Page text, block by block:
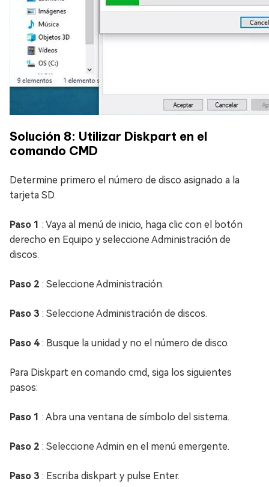
Solución 8: Utilizar Diskpart en el
comando CMD
Determine primero el número de disco asignado a la
tarjeta SD.
Paso 1 : Vaya al menú de inicio, haga clic con el botón
derecho en Equipo y seleccione Administración de
discos.
Paso 2 : Seleccione Administración.
Paso 3 : Seleccione Administración de discos.
Paso 4 : Busque la unidad y no el número de disco.
Para Diskpart en comando cmd, siga los siguientes
pasos:
Paso 1 : Abra una ventana de símbolo del sistema.
Paso 2 : Seleccione Admin en el menú emergente.
Paso 3 : Escriba diskpart y pulse Enter.